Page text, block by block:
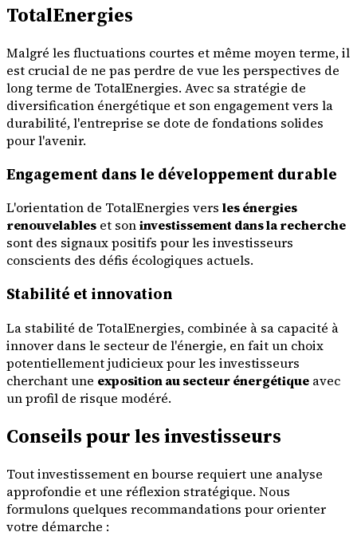
TotalEnergies
Malgré les fluctuations courtes et même moyen terme, il
est crucial de ne pas perdre de vue les perspectives de
long terme de TotalEnergies. Avec sa stratégie de
diversification énergétique et son engagement vers la
durabilité, l'entreprise se dote de fondations solides
pour l'avenir.
Engagement dans le développement durable
L'orientation de TotalEnergies vers les énergies
renouvelables et soninvestissement dans la recherche
sont des signaux positifs pour les investisseurs
conscients des défis écologiques actuels.
Stabilité et innovation
La stabilité de TotalEnergies, combinée à sa capacité à
innover dans le secteur de l'énergie, en fait un choix
potentiellement judicieux pour les investisseurs
cherchant une exposition au secteur énergétique avec
un profil de risque modéré.
Conseils pour les investisseurs
Tout investissement en bourse requiert une analyse
approfondie et une réflexion stratégique. Nous
formulons quelques recommandations pour orienter
votre démarche :